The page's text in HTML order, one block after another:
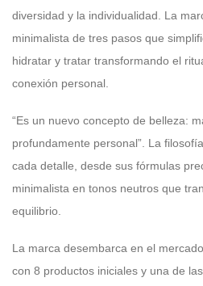
diversidad y la individualidad. La
minimalista de tres pasos que
hidratar y tratar transformando el
conexión personal.
“Es un nuevo concepto de belleza:
profundamente personal”. La
cada detalle, desde sus fórmulas
minimalista en tonos neutros que
equilibrio.
La marca desembarca en el
con 8 productos iniciales y una de